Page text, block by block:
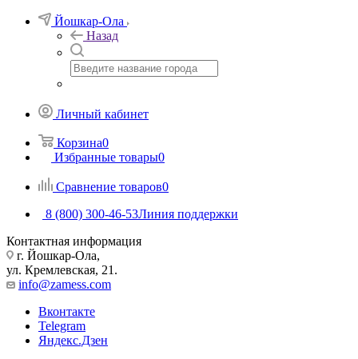
Йошкар-Ола
Назад
Личный кабинет
Корзина0
Избранные товары0
Сравнение товаров0
8 (800) 300-46-53Линия поддержки
Контактная информация
г. Йошкар-Ола,
ул. Кремлевская, 21.
info@zamess.com
Вконтакте
Telegram
Яндекс.Дзен